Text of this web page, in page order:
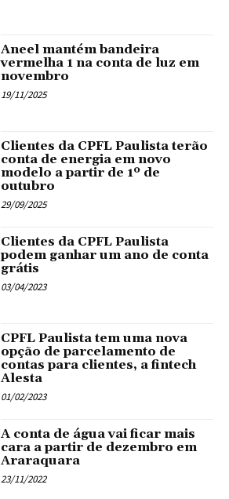
Aneel mantém bandeira
vermelha 1 na conta de luz em
novembro
19/11/2025
Clientes da CPFL Paulista terão
conta de energia em novo
modelo a partir de 1º de
outubro
29/09/2025
Clientes da CPFL Paulista
podem ganhar um ano de conta
grátis
03/04/2023
CPFL Paulista tem uma nova
opção de parcelamento de
contas para clientes, a fintech
Alesta
01/02/2023
A conta de água vai ficar mais
cara a partir de dezembro em
Araraquara
23/11/2022